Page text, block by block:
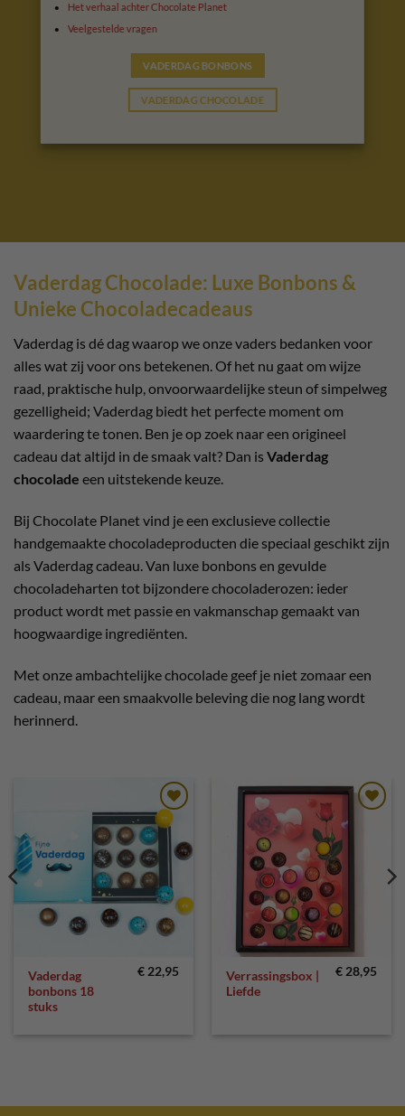
Het verhaal achter Chocolate Planet
Veelgestelde vragen
VADERDAG BONBONS
VADERDAG CHOCOLADE
Vaderdag Chocolade: Luxe Bonbons &
Unieke Chocoladecadeaus
Vaderdag is dé dag waarop we onze vaders bedanken voor
alles wat zij voor ons betekenen. Of het nu gaat om wijze
raad, praktische hulp, onvoorwaardelijke steun of simpelweg
gezelligheid; Vaderdag biedt het perfecte moment om
waardering te tonen. Ben je op zoek naar een origineel
cadeau dat altijd in de smaak valt? Dan is Vaderdag
chocolade een uitstekende keuze.
Bij Chocolate Planet vind je een exclusieve collectie
handgemaakte chocoladeproducten die speciaal geschikt zijn
als Vaderdag cadeau. Van luxe bonbons en gevulde
chocoladeharten tot bijzondere chocoladerozen: ieder
product wordt met passie en vakmanschap gemaakt van
hoogwaardige ingrediënten.
Met onze ambachtelijke chocolade geef je niet zomaar een
cadeau, maar een smaakvolle beleving die nog lang wordt
herinnerd.
Toevoegen
aan
verlanglijst
Vaderdag
bonbons 18
stuks
€22,95
Toevoegen
verlanglijst
Verrassingsbox |
Liefde
€28,95